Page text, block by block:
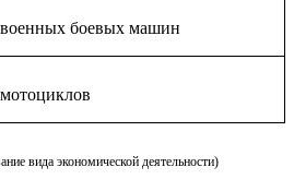
боевых машин
вида экономической деятельности)